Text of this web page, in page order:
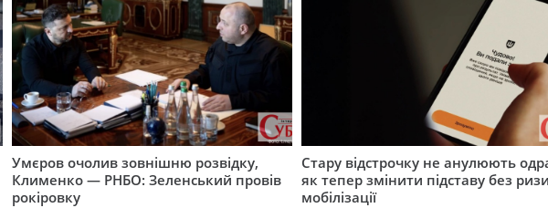
Умєров очолив зовнішню розвідку,
Клименко — РНБО: Зеленський провів
рокіровку
Стару відстрочку не анулюють
як тепер змінити підставу без
мобілізації